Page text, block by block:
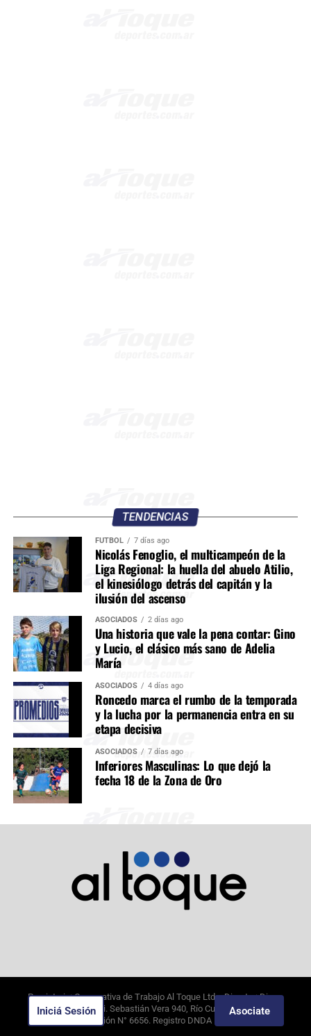
TENDENCIAS
FÚTBOL 7 días ago
Nicolás Fenoglio, el multicampeón de la
Liga Regional: la huella del abuelo Atilio,
el kinesiólogo detrás del capitán y la
ilusión del ascenso
ASOCIADOS 2 días ago
Una historia que vale la pena contar: Gino
y Lucio, el clásico más sano de Adelia
María
ASOCIADOS 4 días ago
Roncedo marca el rumbo de la temporada
y la lucha por la permanencia entra en su
etapa decisiva
ASOCIADOS 7 días ago
Inferiores Masculinas: Lo que dejó la
fecha 18 de la Zona de Oro
Propietario: Cooperativa de Trabajo Al Toque Ltda. Director: Diego
Alejandro Borghi. Sebastián Vera 940, Río Cuarto, Córdoba.
. Edición N° 6656. Registro DNDA N°09649388.
Asociate
Iniciá Sesión